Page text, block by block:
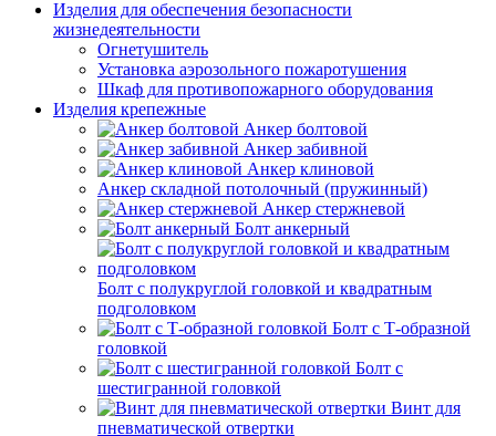
Изделия для обеспечения безопасности
жизнедеятельности
Огнетушитель
Установка аэрозольного пожаротушения
Шкаф для противопожарного оборудования
Изделия крепежные
Анкер болтовой
Анкер забивной
Анкер клиновой
Анкер складной потолочный (пружинный)
Анкер стержневой
Болт анкерный
Болт с полукруглой головкой и квадратным
подголовком
Болт с Т-образной
головкой
Болт с
шестигранной головкой
Винт для
пневматической отвертки